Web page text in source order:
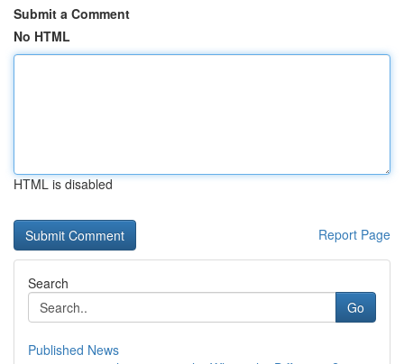
Submit a Comment
No HTML
HTML is disabled
Report Page
Search
Go
Published News